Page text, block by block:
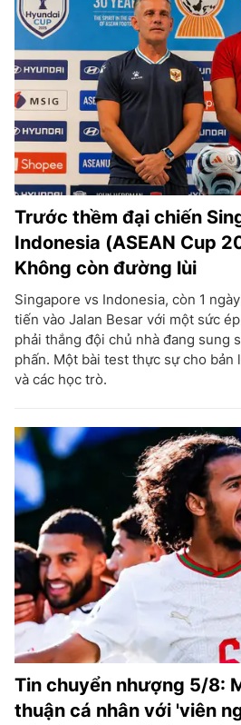
Trước thềm đại chiến
Indonesia (ASEAN Cup
Không còn đường lùi
Singapore vs Indonesia, còn 1
tiến vào Jalan Besar với một sức
phải thắng đội chủ nhà đang sung
phấn. Một bài test thực sự cho bản
và các học trò.
Tin chuyển nhượng 5/8:
thuận cá nhân với 'viên